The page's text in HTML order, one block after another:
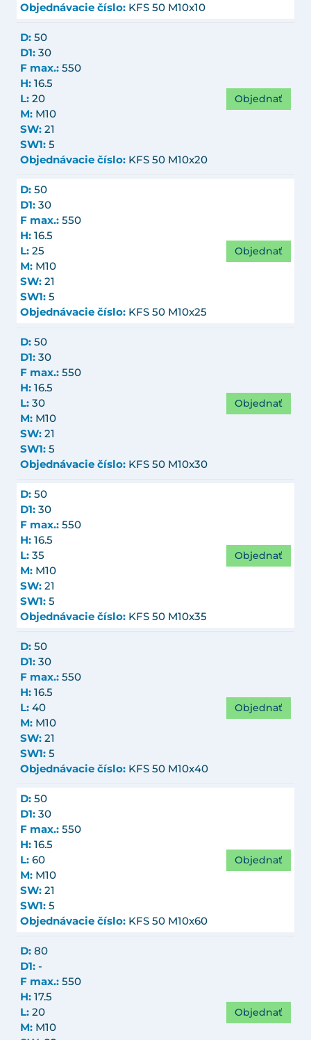
Objednávacie číslo: KFS 50 M10x10
D: 50
D1: 30
F max.: 550
H: 16.5
L: 20
M: M10
SW: 21
SW1: 5
Objednávacie číslo: KFS 50 M10x20
Objednať
D: 50
D1: 30
F max.: 550
H: 16.5
L: 25
M: M10
SW: 21
SW1: 5
Objednávacie číslo: KFS 50 M10x25
Objednať
D: 50
D1: 30
F max.: 550
H: 16.5
L: 30
M: M10
SW: 21
SW1: 5
Objednávacie číslo: KFS 50 M10x30
Objednať
D: 50
D1: 30
F max.: 550
H: 16.5
L: 35
M: M10
SW: 21
SW1: 5
Objednávacie číslo: KFS 50 M10x35
Objednať
D: 50
D1: 30
F max.: 550
H: 16.5
L: 40
M: M10
SW: 21
SW1: 5
Objednávacie číslo: KFS 50 M10x40
Objednať
D: 50
D1: 30
F max.: 550
H: 16.5
L: 60
M: M10
SW: 21
SW1: 5
Objednávacie číslo: KFS 50 M10x60
Objednať
D: 80
D1: -
F max.: 550
H: 17.5
L: 20
M: M10
Objednať